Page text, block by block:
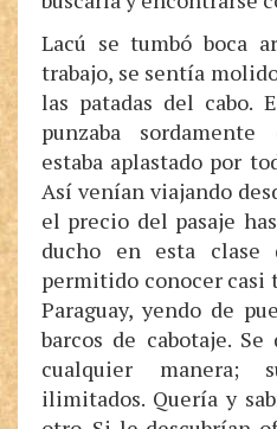
Lacú se tumbó boca
trabajo, se sentía
las patadas del cabo.
punzaba sordamente
estaba aplastado por
Así venían viajando
el precio del pasaje
ducho en esta clase
permitido conocer
Paraguay, yendo de
barcos de cabotaje.
cualquier manera;
ilimitados. Quería y